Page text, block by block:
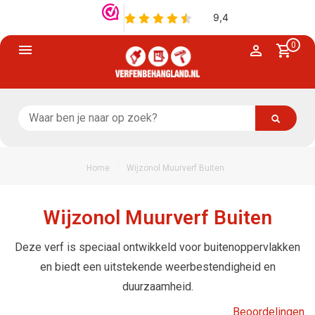
0
Home Wijzonol Muurverf Buiten
Wijzonol Muurverf Buiten
Deze verf is speciaal ontwikkeld voor buitenoppervlakken
en biedt een uitstekende weerbestendigheid en
duurzaamheid.
Beoordelingen